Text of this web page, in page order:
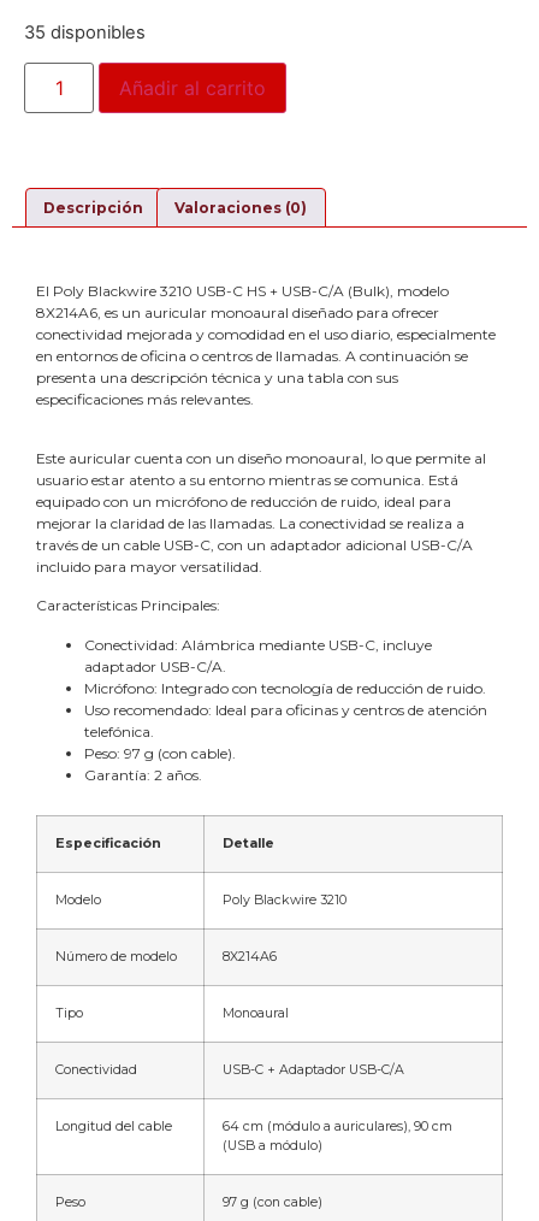
35 disponibles
Añadir al carrito
Descripción Valoraciones (0)
El Poly Blackwire 3210 USB-C HS + USB-C/A (Bulk), modelo
8X214A6, es un auricular monoaural diseñado para ofrecer
conectividad mejorada y comodidad en el uso diario, especialmente
en entornos de oficina o centros de llamadas. A continuación se
presenta una descripción técnica y una tabla con sus
especificaciones más relevantes.
Este auricular cuenta con un diseño monoaural, lo que permite al
usuario estar atento a su entorno mientras se comunica. Está
equipado con un micrófono de reducción de ruido, ideal para
mejorar la claridad de las llamadas. La conectividad se realiza a
través de un cable USB-C, con un adaptador adicional USB-C/A
incluido para mayor versatilidad.
Características Principales:
Conectividad: Alámbrica mediante USB-C, incluye
adaptador USB-C/A.
Micrófono: Integrado con tecnología de reducción de ruido.
Uso recomendado: Ideal para oficinas y centros de atención
telefónica.
Peso: 97 g (con cable).
Garantía: 2 años.
Especificación Detalle
Modelo Poly Blackwire 3210
Número de modelo 8X214A6
Tipo Monoaural
Conectividad USB-C + Adaptador USB-C/A
Longitud del cable
64 cm (módulo a auriculares), 90 cm
(USB a módulo)
Peso 97 g (con cable)